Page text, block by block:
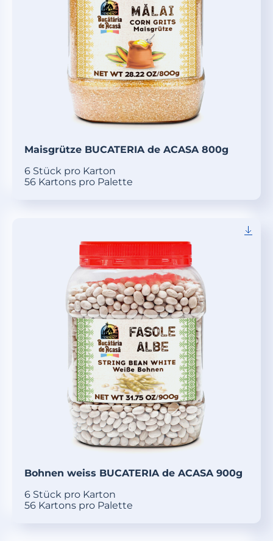
Maisgrütze BUCATERIA de ACASA 800g
6 Stück pro Karton
56 Kartons pro Palette
Bohnen weiss BUCATERIA de ACASA 900g
6 Stück pro Karton
56 Kartons pro Palette